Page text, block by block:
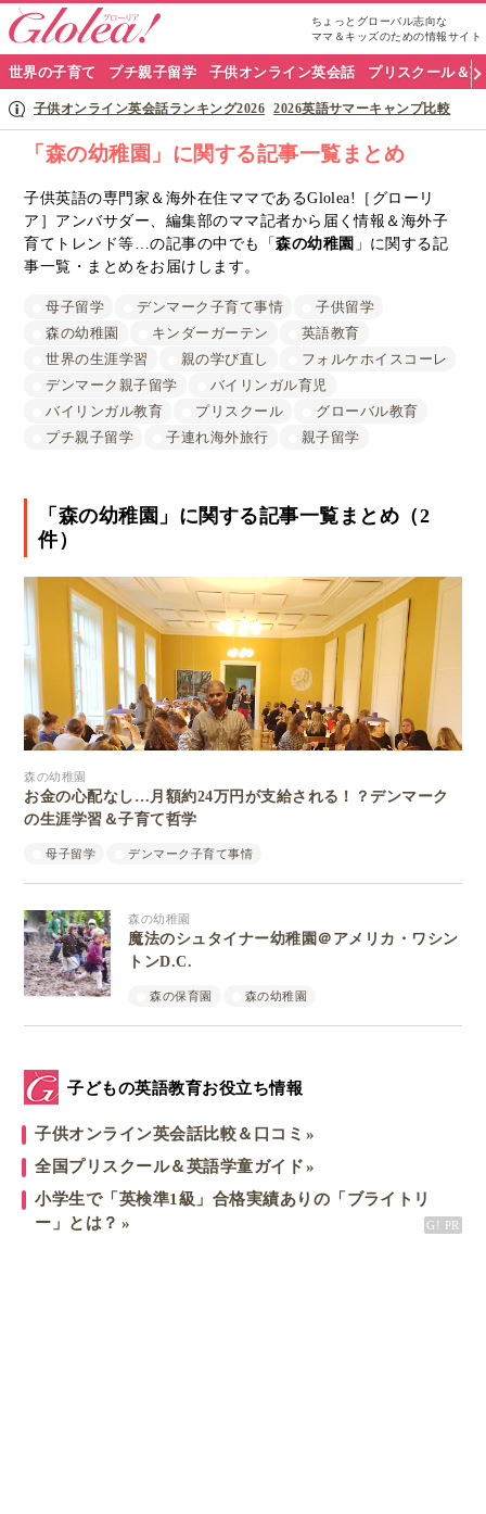
ちょっとグローバル志向な
ママ＆キッズのための情報サイト
グ
ロ
リ
ア
ナ
世界の子育て プチ親子留学 子供オンライン英会話 プリスクール＆
子供オンライン英会話ランキング2026 2026英語サマーキャンプ比較
「森の幼稚園」に関する記事一覧まとめ
子供英語の専門家＆海外在住ママであるGlolea!［グローリ
ア］アンバサダー、編集部のママ記者から届く情報＆海外子
育てトレンド等…の記事の中でも「森の幼稚園 」に関する記
事一覧・まとめをお届けします。
母子留学 デンマーク子育て事情
子供留学
森の幼稚園
キンダーガーテン
英語教育
世界の生涯学習
親の学び直し
フォルケホイスコーレ
デンマーク親子留学
バイリンガル育児
バイリンガル教育
プリスクール
グローバル教育
プチ親子留学
子連れ海外旅行 親子留学
「森の幼稚園」に関する記事一覧まとめ（2
件）
森の幼稚園
お金の心配なし…月額約24万円が支給される！？デンマーク
の生涯学習＆子育て哲学
母子留学 デンマーク子育て事情
森の幼稚園
魔法のシュタイナー幼稚園＠アメリカ・ワシン
トンD.C.
森の保育園 森の幼稚園
子どもの英語教育お役立ち情報
子供オンライン英会話比較＆口コミ
全国プリスクール＆英語学童ガイド
小学生で「英検準1級」合格実績ありの「ブライトリ
ー」とは？